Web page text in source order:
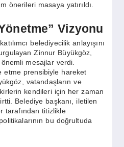
önerileri masaya yatırıldı.
Vizyonu
belediyecilik anlayışını
Zinnur Büyükgöz,
mesajlar verdi.
etme prensibiyle hareket
vatandaşların ve
kendileri için her zaman
Belediye başkanı, iletilen
tarafından titizlikle
bu doğrultuda